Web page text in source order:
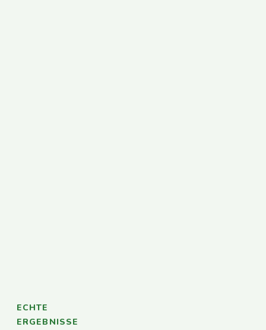
ECHTE
ERGEBNISSE